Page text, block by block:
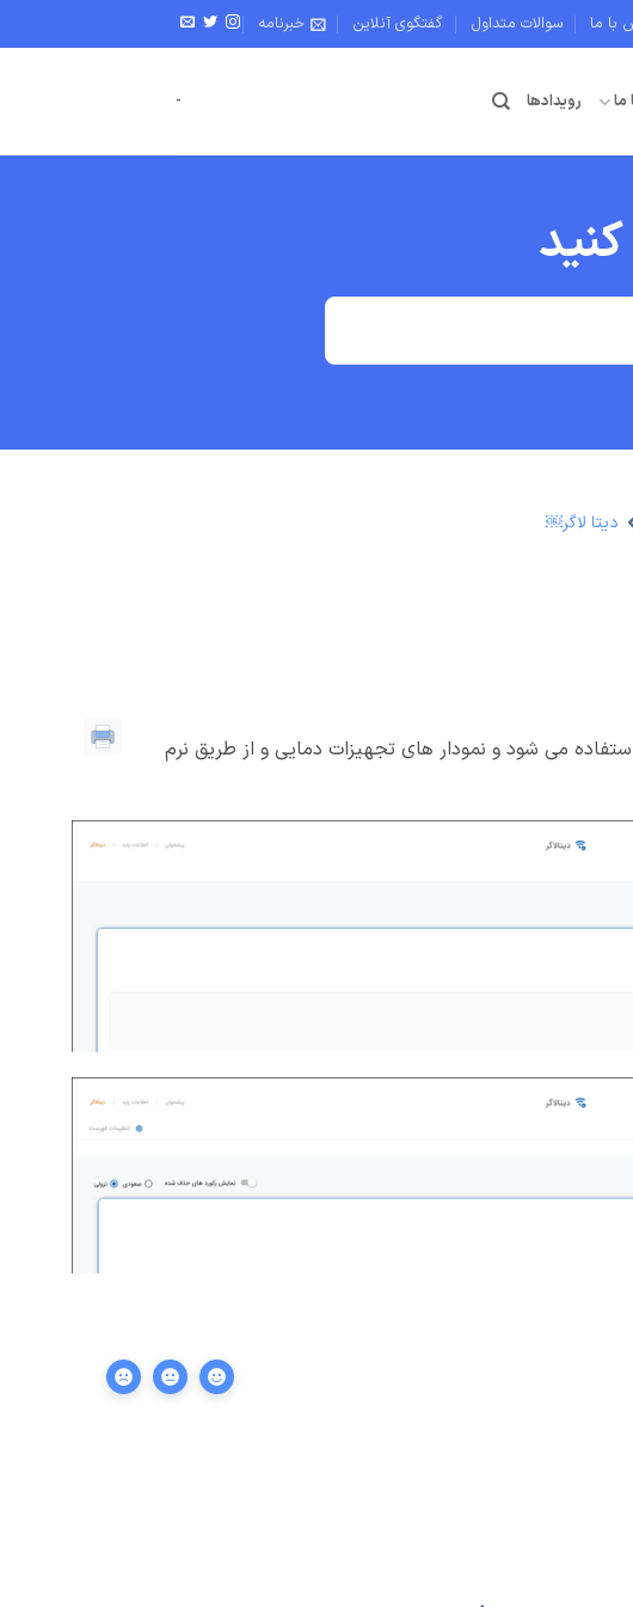
با ما سوالات متداول گفتگوی آنلاین خبرنامه
ما رویدادها -
دیتا لاگر￼
استفاده می شود و نمودار های تجهیزات دمایی و از طریق نرم